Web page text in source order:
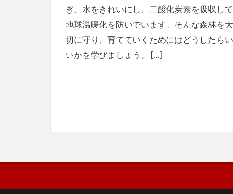
ぎ、水をきれいにし、二酸化炭素を吸収して
地球温暖化を防いでいます。そんな森林を大
切に守り、育てていくためにはどうしたらい
いかを学びましょう。 […]